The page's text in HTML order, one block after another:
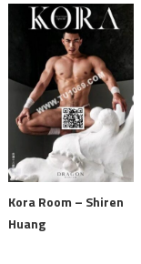
Kora Room – Shiren
Huang